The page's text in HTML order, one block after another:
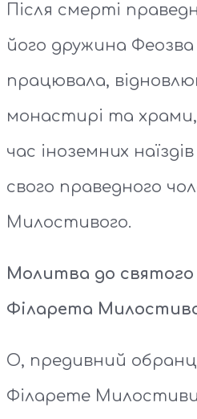
Після смерті
його дружина
працювала,
монастирі та храми,
час іноземних
свого праведного
Милостивого.
Молитва до святого
Філарета
О, предивний
Філарете